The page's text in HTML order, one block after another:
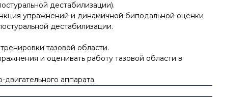
дестабилизации).
упражнений и динамичной биподальной оценки
дестабилизации.
тазовой области.
и оценивать работу тазовой области в
аппарата.